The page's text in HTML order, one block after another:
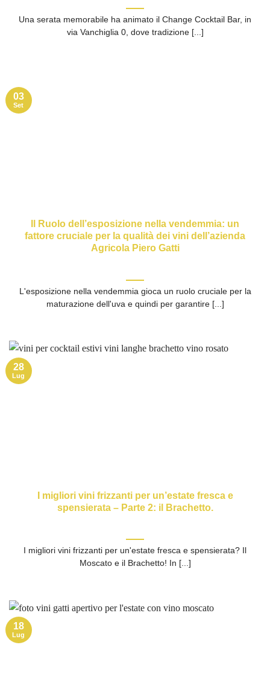
Una serata memorabile ha animato il Change Cocktail Bar, in
via Vanchiglia 0, dove tradizione [...]
Il Ruolo dell’esposizione nella vendemmia: un
fattore cruciale per la qualità dei vini dell’azienda
Agricola Piero Gatti
L'esposizione nella vendemmia gioca un ruolo cruciale per la
maturazione dell'uva e quindi per garantire [...]
03
Set
I migliori vini frizzanti per un’estate fresca e
spensierata – Parte 2: il Brachetto.
I migliori vini frizzanti per un'estate fresca e spensierata? Il
Moscato e il Brachetto! In [...]
28
Lug
18
Lug